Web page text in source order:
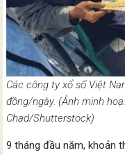
Các công ty xổ số Việt
đồng/ngày. (Ảnh minh
Chad/Shutterstock)
9 tháng đầu năm, khoản